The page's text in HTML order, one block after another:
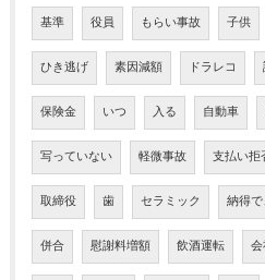
基準 役員 もらい事故 子供
ひき逃げ 素因減額 ドラレコ
保険金 いつ 入る 自動車
写っていない 軽微事故 支払い拒
取締役 歯 セラミック 納得
併合 慰謝料増額 飲酒運転